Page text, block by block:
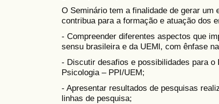
O Seminário tem a finalidade de gerar
contribua para a formação e atuação dos
- Compreender diferentes aspectos que
sensu brasileira e da UEMl, com ênfase
- Discutir desafios e possibilidades para o
Psicologia – PPI/UEM;
- Apresentar resultados de pesquisas
linhas de pesquisa;